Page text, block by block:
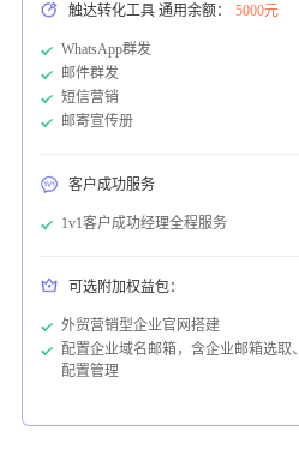
触达转化工具 通用余额： 5000元
WhatsApp群发
邮件群发
短信营销
邮寄宣传册
客户成功服务
1v1客户成功经理全程服务
可选附加权益包：
外贸营销型企业官网搭建
配置企业域名邮箱，含企业邮箱选取、
配置管理